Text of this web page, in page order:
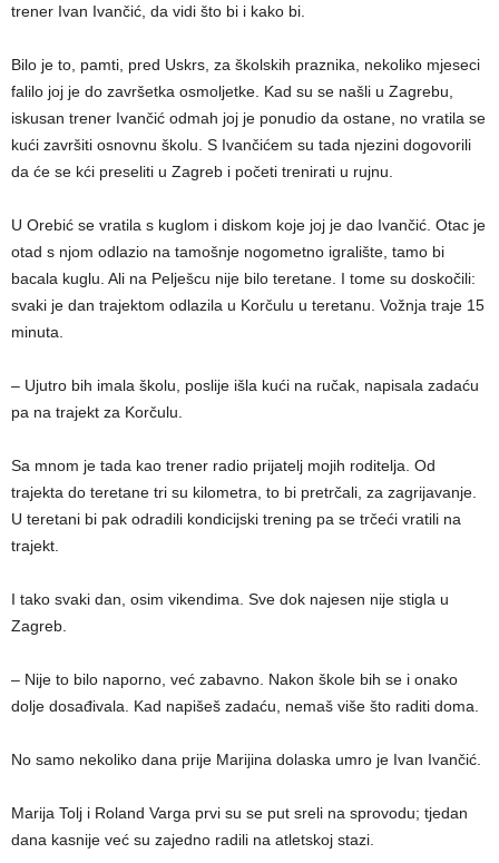
trener Ivan Ivančić, da vidi što bi i kako bi.
Bilo je to, pamti, pred Uskrs, za školskih praznika, nekoliko mjeseci
falilo joj je do završetka osmoljetke. Kad su se našli u Zagrebu,
iskusan trener Ivančić odmah joj je ponudio da ostane, no vratila se
kući završiti osnovnu školu. S Ivančićem su tada njezini dogovorili
da će se kći preseliti u Zagreb i početi trenirati u rujnu.
U Orebić se vratila s kuglom i diskom koje joj je dao Ivančić. Otac je
otad s njom odlazio na tamošnje nogometno igralište, tamo bi
bacala kuglu. Ali na Pelješcu nije bilo teretane. I tome su doskočili:
svaki je dan trajektom odlazila u Korčulu u teretanu. Vožnja traje 15
minuta.
– Ujutro bih imala školu, poslije išla kući na ručak, napisala zadaću
pa na trajekt za Korčulu.
Sa mnom je tada kao trener radio prijatelj mojih roditelja. Od
trajekta do teretane tri su kilometra, to bi pretrčali, za zagrijavanje.
U teretani bi pak odradili kondicijski trening pa se trčeći vratili na
trajekt.
I tako svaki dan, osim vikendima. Sve dok najesen nije stigla u
Zagreb.
– Nije to bilo naporno, već zabavno. Nakon škole bih se i onako
dolje dosađivala. Kad napišeš zadaću, nemaš više što raditi doma.
No samo nekoliko dana prije Marijina dolaska umro je Ivan Ivančić.
Marija Tolj i Roland Varga prvi su se put sreli na sprovodu; tjedan
dana kasnije već su zajedno radili na atletskoj stazi.